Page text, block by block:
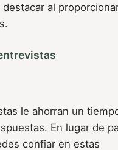
al
le ahorran un
En lugar de
confiar en estas